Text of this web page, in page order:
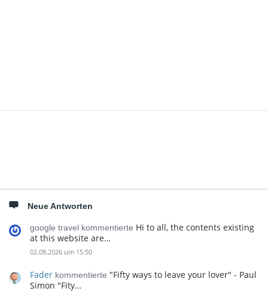
Neue Antworten
google travel kommentierte Hi to all, the contents existing
at this website are…
02.08.2026 um 15:50
Fader kommentierte "Fifty ways to leave your lover" - Paul
Simon "Fity…